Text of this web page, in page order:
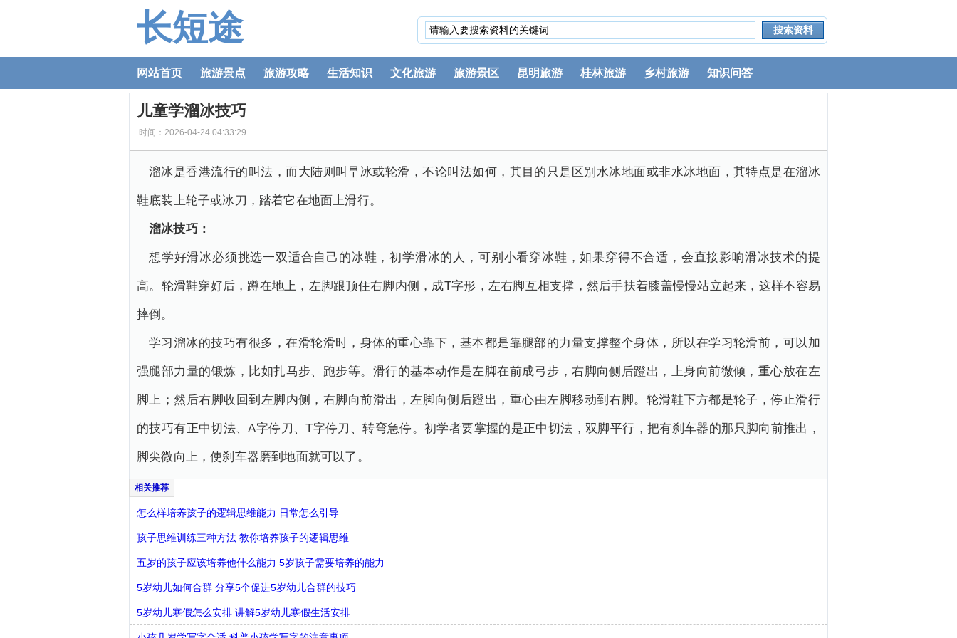
长短途
网站首页 旅游景点 旅游攻略 生活知识 文化旅游 旅游景区 昆明旅游 桂林旅游 乡村旅游 知识问答
儿童学溜冰技巧
时间：2026-04-24 04:33:29
溜冰是香港流行的叫法，而大陆则叫旱冰或轮滑，不论叫法如何，其目的只是区别水冰地面或非水冰地面，其特点是在溜冰
鞋底装上轮子或冰刀，踏着它在地面上滑行。
溜冰技巧：
想学好滑冰必须挑选一双适合自己的冰鞋，初学滑冰的人，可别小看穿冰鞋，如果穿得不合适，会直接影响滑冰技术的提
高。轮滑鞋穿好后，蹲在地上，左脚跟顶住右脚内侧，成T字形，左右脚互相支撑，然后手扶着膝盖慢慢站立起来，这样不容易
摔倒。
学习溜冰的技巧有很多，在滑轮滑时，身体的重心靠下，基本都是靠腿部的力量支撑整个身体，所以在学习轮滑前，可以加
强腿部力量的锻炼，比如扎马步、跑步等。滑行的基本动作是左脚在前成弓步，右脚向侧后蹬出，上身向前微倾，重心放在左
脚上；然后右脚收回到左脚内侧，右脚向前滑出，左脚向侧后蹬出，重心由左脚移动到右脚。轮滑鞋下方都是轮子，停止滑行
的技巧有正中切法、A字停刀、T字停刀、转弯急停。初学者要掌握的是正中切法，双脚平行，把有刹车器的那只脚向前推出，
脚尖微向上，使刹车器磨到地面就可以了。
怎么样培养孩子的逻辑思维能力 日常怎么引导
孩子思维训练三种方法 教你培养孩子的逻辑思维
五岁的孩子应该培养他什么能力 5岁孩子需要培养的能力
5岁幼儿如何合群 分享5个促进5岁幼儿合群的技巧
5岁幼儿寒假怎么安排 讲解5岁幼儿寒假生活安排